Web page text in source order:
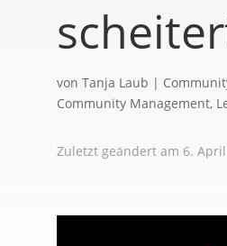
von Tanja Laub |
Community Management,
Zuletzt geändert am 6.